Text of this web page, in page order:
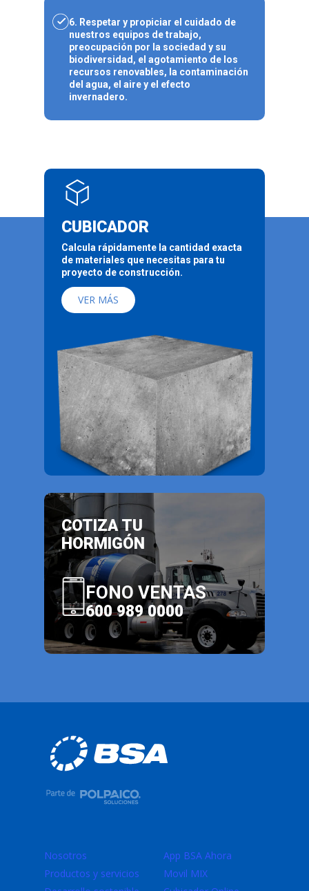
6. Respetar y propiciar el cuidado de
nuestros equipos de trabajo,
preocupación por la sociedad y su
biodiversidad, el agotamiento de los
recursos renovables, la contaminación
del agua, el aire y el efecto
invernadero.
CUBICADOR
Calcula rápidamente la cantidad exacta
de materiales que necesitas para tu
proyecto de construcción.
VER MÁS
COTIZA TU
HORMIGÓN
FONO VENTAS
600 989 0000
Nosotros
Productos y servicios
App BSA Ahora
Movil MIX